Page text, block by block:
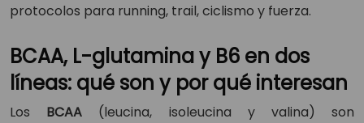
protocolos para running, trail, ciclismo y fuerza.
BCAA, L-glutamina y B6 en dos
líneas: qué son y por qué interesan
Los BCAA (leucina, isoleucina y valina) son